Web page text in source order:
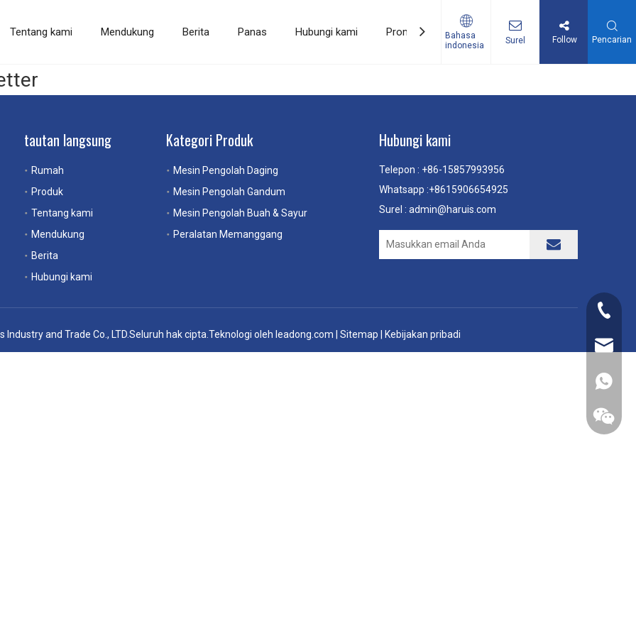
Tentang kami Mendukung Berita Panas Hubungi kami Promosi
Bahasa
indonesia
Surel Follow Pencarian
+86-
tautan langsung
Rumah
Produk
Tentang kami
Mendukung
Berita
Hubungi kami
Kategori Produk
Mesin Pengolah Daging
Mesin Pengolah Gandum
Mesin Pengolah Buah & Sayur
Peralatan Memanggang
Hubungi kami
Telepon : +86-15857993956
Whatsapp :+8615906654925
Surel : admin@haruis.com
Industry and Trade Co., LTD.Seluruh hak cipta.Teknologi oleh leadong.com Sitemap Kebijakan pribadi